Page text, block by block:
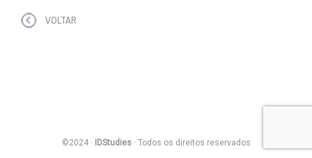
VOLTAR
©2024 · IDStudies· Todos os direitos reservados